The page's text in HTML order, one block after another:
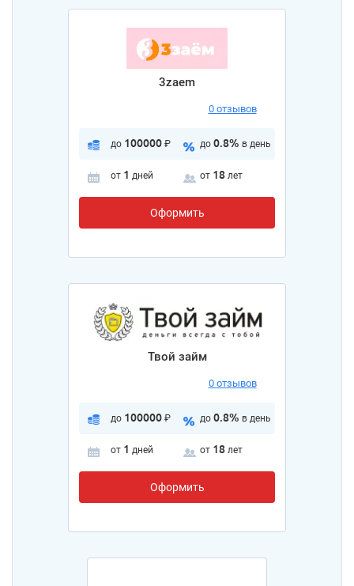
3zaem
0 отзывов
до 100000 ₽ до 0.8% в день
от 1 дней от 18 лет
Оформить
Твой займ
0 отзывов
до 100000 ₽ до 0.8% в день
от 1 дней от 18 лет
Оформить